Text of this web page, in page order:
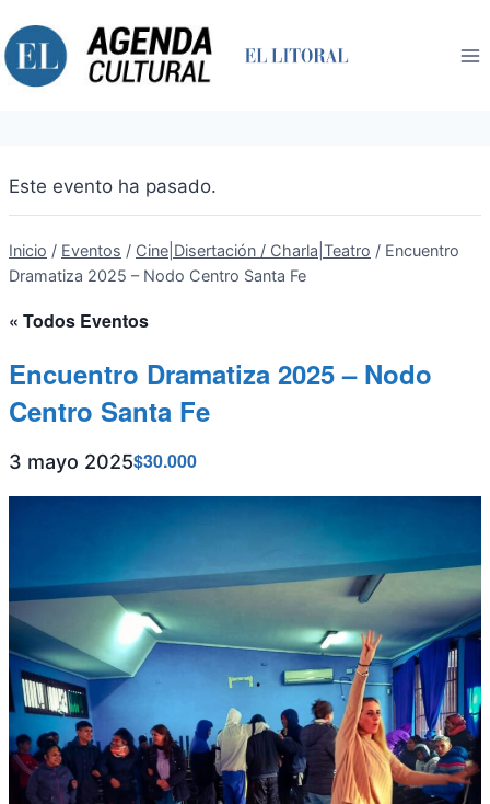
al
contenido
Este evento ha pasado.
Inicio / Eventos / Cine|Disertación / Charla|Teatro / Encuentro
Dramatiza 2025 – Nodo Centro Santa Fe
« Todos Eventos
Encuentro Dramatiza 2025 – Nodo
Centro Santa Fe
3 mayo 2025$30.000